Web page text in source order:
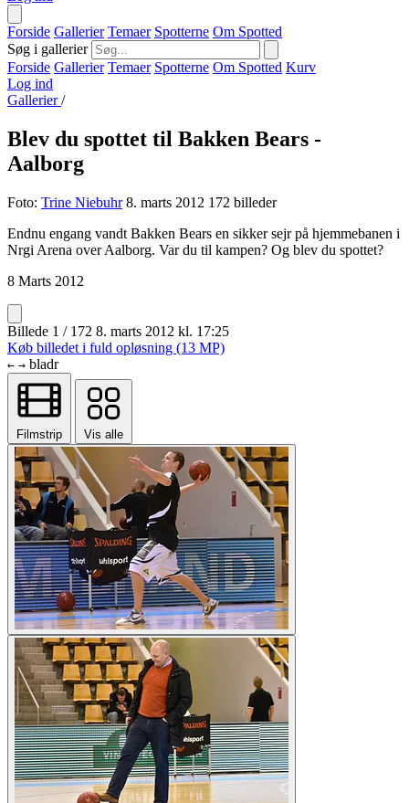
Forside Gallerier Temaer Spotterne Om Spotted
Søg i gallerier
Forside Gallerier Temaer Spotterne Om Spotted Kurv
Log ind
Gallerier/
Blev du spottet til Bakken Bears -
Aalborg
Foto: Trine Niebuhr 8. marts 2012 172 billeder
Endnu engang vandt Bakken Bears en sikker sejr på hjemmebanen i
Nrgi Arena over Aalborg. Var du til kampen? Og blev du spottet?
8 Marts 2012
Billede 1 / 172 8. marts 2012 kl. 17:25
Køb billedet i fuld opløsning (13 MP)
← → bladr
Filmstrip Vis alle